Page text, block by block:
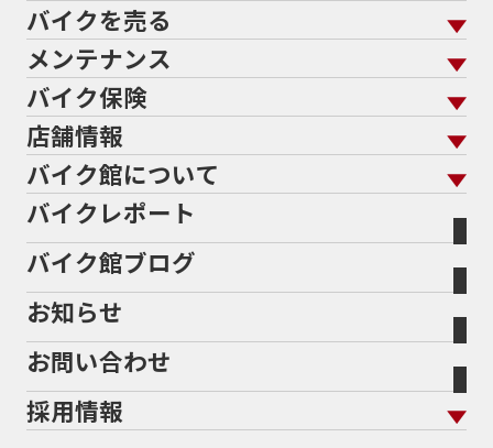
689cc690SMCR
701エンデューロ72PS750750cc75th
765773cc800cc80s80万以下
80万以下大型80万円以下82185馬力883
883R890DUKE899 Panigale8月8月11日
8耐8耐見に行きたい
946ml950S950cc
ADDRESSADDRESS 110ADVADV150
ADV160AEROX
AEROX155 ABS
ANNIVERSARYAPEAPE 100 DXAPEX
ARMORED CORE2
Address125
バイクを買う トップ
バイクを探す
メーカーから探す
色から探す
スタイルから探す
排気量から探す
地域から探す
走行距離から探す
中古車から探す
バイクを売る
バイクを売る トップ
バイク館買取の強み
バイクを高く売るコツ
バイク買取の流れ
全国展開の強み
よくあるご質問
バイク買取強化車両
メーカー別買取相場・
ヤマハ
ホンダ
スズキ
トライアンフ
アプリリア
KTM
メンテナンス
メンテナンス トップ
バイク点検
バイク車検
Bikeep
プロテクションフィルム
バイク保険
バイク保険 トップ
自賠責保険
任意保険
バイク保険無料見積り（現在未加入の方）
バイク保険無料見積り（他社でご加入の方）
盗難保険
店舗情報
店舗情報 トップ
北海道
宮城
福島
茨城
栃木
バイク館について
バイク館について トップ
バイク館が選ばれる理由
会社概要
沿革
二輪公正取引協議会加盟店
バイクレポート
バイク館ブログ
お知らせ
お問い合わせ
採用情報